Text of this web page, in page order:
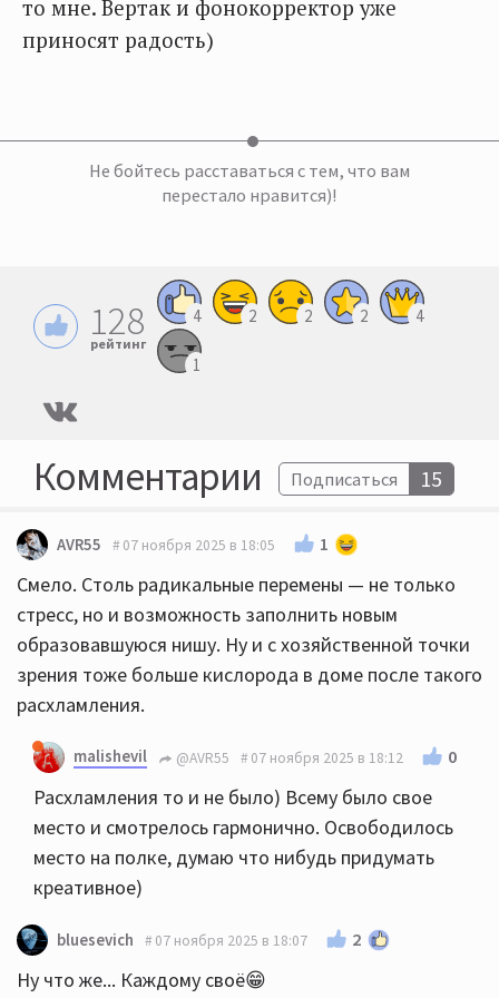
то мне. Вертак и фонокорректор уже
приносят радость)
Не бойтесь расставаться с тем, что вам
перестало нравится)!
128
рейтинг
4 2 2 2 4
1
Комментарии Подписаться 15
AVR55 07 ноября 2025 в 18:05 1
Смело. Столь радикальные перемены — не только
стресс, но и возможность заполнить новым
образовавшуюся нишу. Ну и с хозяйственной точки
зрения тоже больше кислорода в доме после такого
расхламления.
malishevil @AVR55 07 ноября 2025 в 18:12 0
Расхламления то и не было) Всему было свое
место и смотрелось гармонично. Освободилось
место на полке, думаю что нибудь придумать
креативное)
bluesevich 07 ноября 2025 в 18:07 2
Ну что же... Каждому своё😁